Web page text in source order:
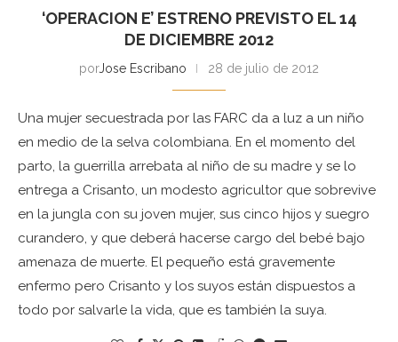
‘OPERACION E’ ESTRENO PREVISTO EL 14
DE DICIEMBRE 2012
porJose Escribano 28 de julio de 2012
Una mujer secuestrada por las FARC da a luz a un niño
en medio de la selva colombiana. En el momento del
parto, la guerrilla arrebata al niño de su madre y se lo
entrega a Crisanto, un modesto agricultor que sobrevive
en la jungla con su joven mujer, sus cinco hijos y suegro
curandero, y que deberá hacerse cargo del bebé bajo
amenaza de muerte. El pequeño está gravemente
enfermo pero Crisanto y los suyos están dispuestos a
todo por salvarle la vida, que es también la suya.